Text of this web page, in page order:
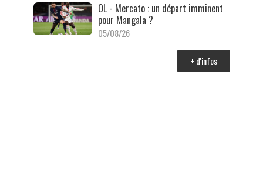
OL - Mercato : un départ imminent
pour Mangala ?
05/08/26
+ d'infos